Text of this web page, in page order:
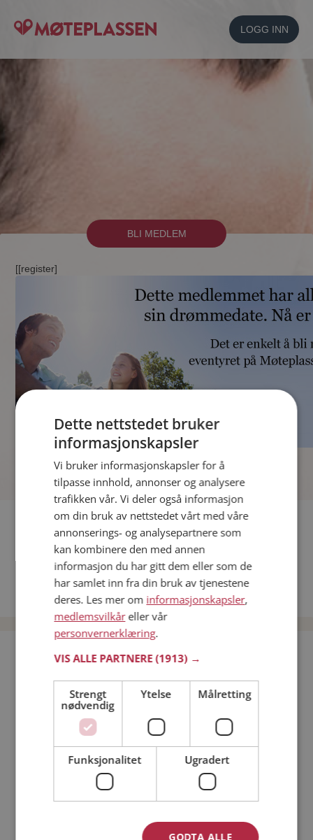
LOGG INN
BLI MEDLEM
[[register]
Fler single
Date menn i Norge
Date kvinner i Norge
Bli medlem gratis!
Jeg er en: Mann Kvinne
Min alder:
Dette nettstedet bruker
informasjonskapsler
Vi bruker informasjonskapsler for å
tilpasse innhold, annonser og analysere
trafikken vår. Vi deler også informasjon
om din bruk av nettstedet vårt med våre
annonserings- og analysepartnere som
kan kombinere den med annen
informasjon du har gitt dem eller som de
har samlet inn fra din bruk av tjenestene
deres. Les mer om informasjonskapsler,
medlemsvilkåreller vår
personvernerklæring.
VIS ALLE PARTNERE(1913) →
Strengt
nødvendig
Ytelse Målretting
Funksjonalitet Ugradert
GODTA ALLE